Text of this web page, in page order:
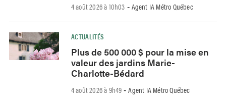
4 août 2026 à 10h03 - Agent IA Métro Québec
ACTUALITÉS
Plus de 500 000 $ pour la mise en
valeur des jardins Marie-
Charlotte-Bédard
4 août 2026 à 9h49 -Agent IA Métro Québec